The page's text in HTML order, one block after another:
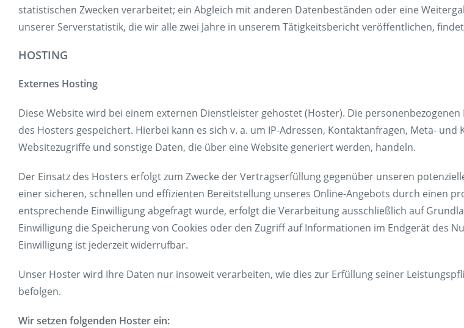
statistischen Zwecken verarbeitet; ein Abgleich mit anderen Datenbeständen oder eine
unserer Serverstatistik, die wir alle zwei Jahre in unserem Tätigkeitsbericht veröffentlichen,
HOSTING
Externes Hosting
Diese Website wird bei einem externen Dienstleister gehostet (Hoster). Die
des Hosters gespeichert. Hierbei kann es sich v. a. um IP-Adressen, Kontaktanfragen, Meta-
Websitezugriffe und sonstige Daten, die über eine Website generiert werden, handeln.
Der Einsatz des Hosters erfolgt zum Zwecke der Vertragserfüllung gegenüber unseren
einer sicheren, schnellen und effizienten Bereitstellung unseres Online-Angebots durch einen
entsprechende Einwilligung abgefragt wurde, erfolgt die Verarbeitung ausschließlich auf
Einwilligung die Speicherung von Cookies oder den Zugriff auf Informationen im Endgerät des
Einwilligung ist jederzeit widerrufbar.
Unser Hoster wird Ihre Daten nur insoweit verarbeiten, wie dies zur Erfüllung seiner
befolgen.
Wir setzen folgenden Hoster ein: